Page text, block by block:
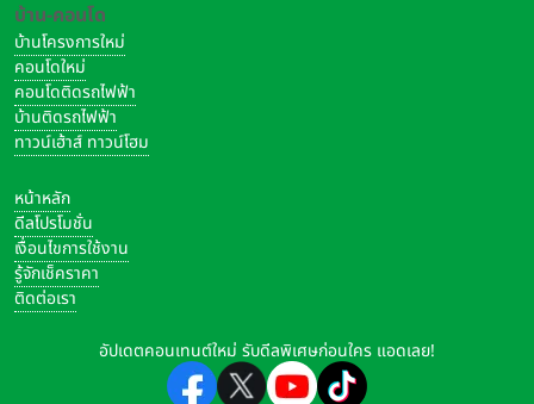
บ้าน-คอนโด
บ้านโครงการใหม่
คอนโดใหม่
คอนโดติดรถไฟฟ้า
บ้านติดรถไฟฟ้า
ทาวน์เฮ้าส์ ทาวน์โฮม
หน้าหลัก
ดีลโปรโมชั่น
เงื่อนไขการใช้งาน
รู้จักเช็คราคา
ติดต่อเรา
อัปเดตคอนเทนต์ใหม่ รับดีลพิเศษก่อนใคร แอดเลย!